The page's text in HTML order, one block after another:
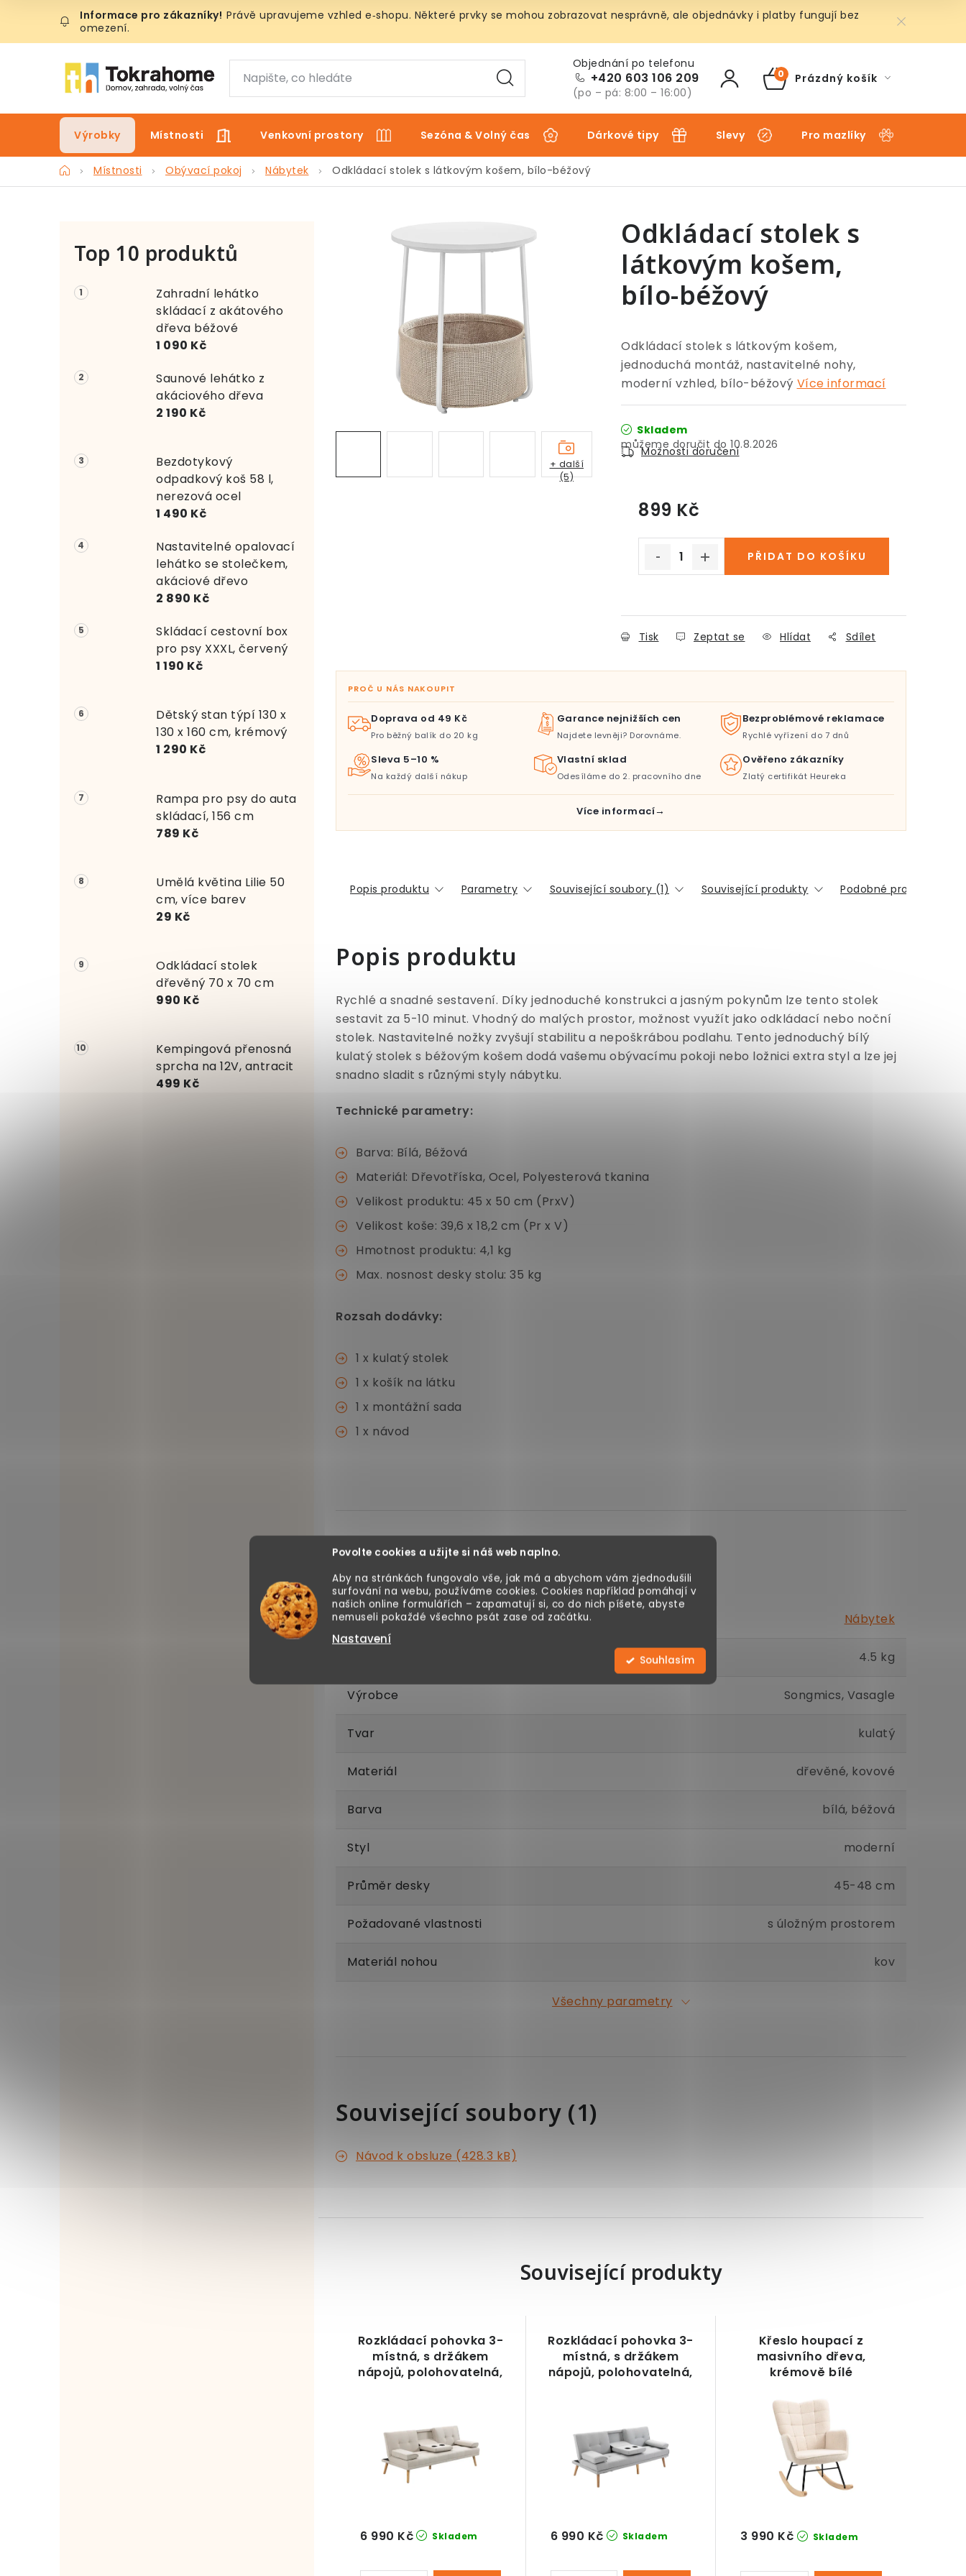
Povolte cookies a užijte si náš web naplno.
Aby na stránkách fungovalo vše, jak má a abychom vám zjednodušili
surfování na webu, používáme cookies. Cookies například pomáhají v
našich online formulářích – zapamatují si, co do nich píšete, abyste
nemuseli pokaždé všechno psát zase od začátku.
Nastavení
Souhlasím
obsah
Právě upravujeme vzhled e‑shopu. Některé prvky se mohou zobrazovat nesprávně, ale objednávky i platby fungují bez
omezení.
+420 603 106 209
(po – pá: 8:00 – 16:00) NÁKUPNÍ
Prázdný košík
Výrobky Místnosti Venkovní prostory Sezóna & Volný čas Dárkové tipy Slevy Pro mazlíky
DomůMístnosti Obývací pokoj Nábytek Odkládací stolek s látkovým košem, bílo-béžový
P
o
s
t
a
n
í
p
n
e
Top 10 produktů
Zahradní lehátko
skládací z akátového
dřeva béžové
1 090 Kč
Saunové lehátko z
akáciového dřeva
2 190 Kč
Bezdotykový
odpadkový koš 58 l,
nerezová ocel
1 490 Kč
Nastavitelné opalovací
lehátko se stolečkem,
akáciové dřevo
2 890 Kč
Skládací cestovní box
pro psy XXXL, červený
1 190 Kč
Dětský stan týpí 130 x
130 x 160 cm, krémový
1 290 Kč
Rampa pro psy do auta
skládací, 156 cm
789 Kč
Umělá květina Lilie 50
cm, více barev
29 Kč
Odkládací stolek
dřevěný 70 x 70 cm
990 Kč
Kempingová přenosná
sprcha na 12V, antracit
499 Kč
Odkládací stolek s
látkovým košem,
bílo-béžový
Odkládací stolek s látkovým košem,
jednoduchá montáž, nastavitelné nohy,
moderní vzhled, bílo-béžový Více informací
Skladem
10.8.2026
Možnosti doručení
899 Kč
PŘIDAT DO KOŠÍKU
Tisk Zeptat se Hlídat Sdílet
+ další
(5)
PROČ U NÁS NAKOUPIT
Doprava od 49 Kč
Pro běžný balík do 20 kg
Garance nejnižších cen
Najdete levněji? Dorovnáme.
Bezproblémové reklamace
Rychlé vyřízení do 7 dnů
Sleva 5–10 %
Na každý další nákup
Vlastní sklad
Odesíláme do 2. pracovního dne
Ověřeno zákazníky
Zlatý certifikát Heureka
Více informací
Popis produktu Parametry Související soubory (1) Související produkty Podobné produkty
Popis produktu
Rychlé a snadné sestavení. Díky jednoduché konstrukci a jasným pokynům lze tento stolek
sestavit za 5-10 minut. Vhodný do malých prostor, možnost využít jako odkládací nebo noční
stolek. Nastavitelné nožky zvyšují stabilitu a nepoškrábou podlahu. Tento jednoduchý bílý
kulatý stolek s béžovým košem dodá vašemu obývacímu pokoji nebo ložnici extra styl a lze jej
snadno sladit s různými styly nábytku.
Technické parametry:
Barva: Bílá, Béžová
Materiál: Dřevotříska, Ocel, Polyesterová tkanina
Velikost produktu: 45 x 50 cm (PrxV)
Velikost koše: 39,6 x 18,2 cm (Pr x V)
Hmotnost produktu: 4,1 kg
Max. nosnost desky stolu: 35 kg
Rozsah dodávky:
1 x kulatý stolek
1 x košík na látku
1 x montážní sada
1 x návod
Kategorie Nábytek
4.5 kg
Výrobce Songmics, Vasagle
Tvar kulatý
Materiál dřevěné, kovové
Barva bílá, béžová
Styl moderní
Průměr desky 45-48 cm
Požadované vlastnosti s úložným prostorem
Materiál nohou kov
Všechny parametry
Související soubory (1)
Návod k obsluze (428.3 kB)
Související produkty
Rozkládací pohovka 3-
místná, s držákem
nápojů, polohovatelná,
Skladem
6 990 Kč
Rozkládací pohovka 3-
místná, s držákem
nápojů, polohovatelná,
Skladem
6 990 Kč
Křeslo houpací z
masivního dřeva,
krémově bílé
Skladem
3 990 Kč